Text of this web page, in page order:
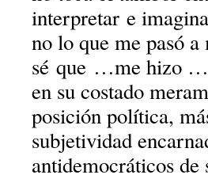
interpretar e
no lo que me pasó
sé que …me hizo …
en su costado
posición política,
subjetividad
antidemocráticos de